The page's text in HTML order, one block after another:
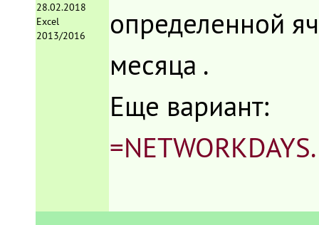
28.02.2018
Excel
2013/2016
определенной
месяца .
Еще вариант: